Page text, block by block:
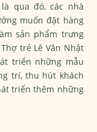
qua đó, các nhà
muốn đặt hàng
sản phẩm trưng
trẻ Lê Văn Nhật
triển những mẫu
trí, thu hút khách
triển thêm những